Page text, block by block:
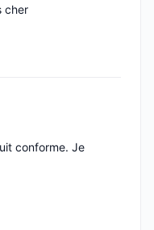
cher
conforme. Je